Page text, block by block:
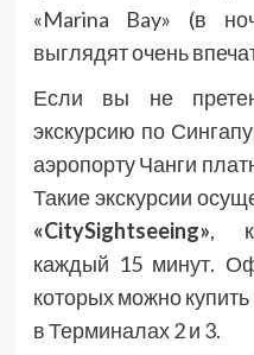
«Marina Bay» (в
выглядят очень
Если вы не
экскурсию по
аэропорту Чанги
Такие экскурсии
«CitySightseeing»,
каждый 15 минут.
которых можно
в Терминалах 2 и 3.